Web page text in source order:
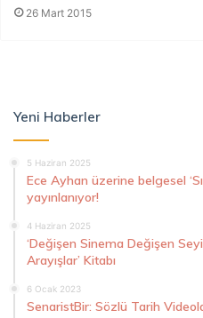
26 Mart 2015
Yeni Haberler
5 Haziran 2025
Ece Ayhan üzerine belgesel
yayınlanıyor!
4 Haziran 2025
‘Değişen Sinema Değişen
Arayışlar’ Kitabı
6 Ocak 2023
SenaristBir: Sözlü Tarih